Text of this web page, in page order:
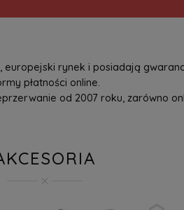
rynek i posiadają
płatności online.
od 2007 roku, zarówno